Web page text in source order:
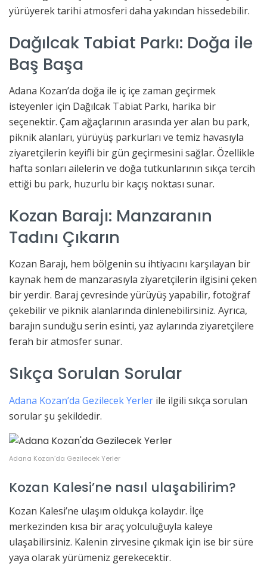
yürüyerek tarihi atmosferi daha yakından hissedebilir.
Dağılcak Tabiat Parkı: Doğa ile
Baş Başa
Adana Kozan’da doğa ile iç içe zaman geçirmek
isteyenler için Dağılcak Tabiat Parkı, harika bir
seçenektir. Çam ağaçlarının arasında yer alan bu park,
piknik alanları, yürüyüş parkurları ve temiz havasıyla
ziyaretçilerin keyifli bir gün geçirmesini sağlar. Özellikle
hafta sonları ailelerin ve doğa tutkunlarının sıkça tercih
ettiği bu park, huzurlu bir kaçış noktası sunar.
Kozan Barajı: Manzaranın
Tadını Çıkarın
Kozan Barajı, hem bölgenin su ihtiyacını karşılayan bir
kaynak hem de manzarasıyla ziyaretçilerin ilgisini çeken
bir yerdir. Baraj çevresinde yürüyüş yapabilir, fotoğraf
çekebilir ve piknik alanlarında dinlenebilirsiniz. Ayrıca,
barajın sunduğu serin esinti, yaz aylarında ziyaretçilere
ferah bir atmosfer sunar.
Sıkça Sorulan Sorular
Adana Kozan’da Gezilecek Yerler ile ilgili sıkça sorulan
sorular şu şekildedir.
Adana Kozan’da Gezilecek Yerler
Kozan Kalesi’ne nasıl ulaşabilirim?
Kozan Kalesi’ne ulaşım oldukça kolaydır. İlçe
merkezinden kısa bir araç yolculuğuyla kaleye
ulaşabilirsiniz. Kalenin zirvesine çıkmak için ise bir süre
yaya olarak yürümeniz gerekecektir.